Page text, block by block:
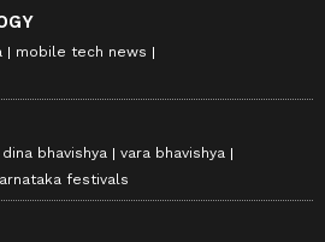
mobile tech news
dina bhavishya
vara bhavishya
festivals